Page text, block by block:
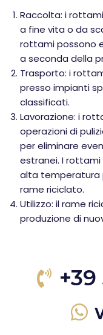
Raccolta: i
a fine vita o da
rottami possono
a seconda della
Trasporto: i
presso impianti
classificati.
Lavorazione: i
operazioni di
per eliminare
estranei. I rottami
alta temperatura
rame riciclato.
Utilizzo: il rame
produzione di